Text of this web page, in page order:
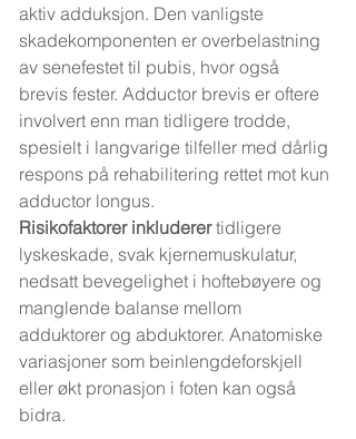
aktiv adduksjon. Den vanligste
skadekomponenten er overbelastning
av senefestet til pubis, hvor også
brevis fester. Adductor brevis er oftere
involvert enn man tidligere trodde,
spesielt i langvarige tilfeller med dårlig
respons på rehabilitering rettet mot kun
adductor longus.
Risikofaktorer inkluderer tidligere
lyskeskade, svak kjernemuskulatur,
nedsatt bevegelighet i hoftebøyere og
manglende balanse mellom
adduktorer og abduktorer. Anatomiske
variasjoner som beinlengdeforskjell
eller økt pronasjon i foten kan også
bidra.